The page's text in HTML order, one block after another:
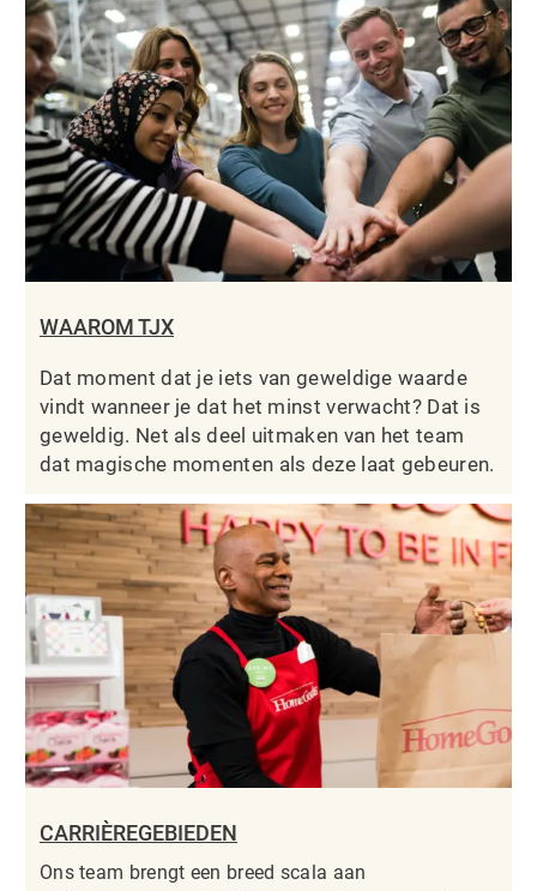
WAAROM TJX
Dat moment dat je iets van geweldige waarde
vindt wanneer je dat het minst verwacht? Dat is
geweldig. Net als deel uitmaken van het team
dat magische momenten als deze laat gebeuren.
CARRIÈREGEBIEDEN
Ons team brengt een breed scala aan